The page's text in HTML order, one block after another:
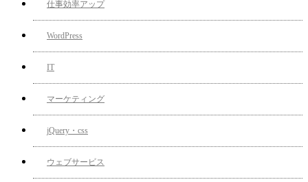
仕事効率アップ
WordPress
IT
マーケティング
jQuery・css
ウェブサービス